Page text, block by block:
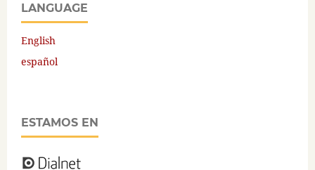
LANGUAGE
English
español
ESTAMOS EN